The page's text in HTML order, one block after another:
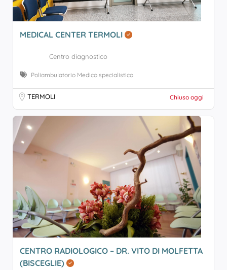
MEDICAL CENTER TERMOLI
Centro diagnostico
Poliambulatorio Medico specialistico
TERMOLI Chiuso oggi
CENTRO RADIOLOGICO – DR. VITO DI MOLFETTA
(BISCEGLIE)